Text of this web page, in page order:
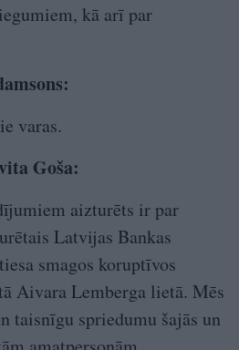
kā arī par
varas.
Goša:
aizturēts ir par
Latvijas Bankas
smagos koruptīvos
Aivara Lemberga lietā. Mēs
taisnīgu spriedumu šajās un